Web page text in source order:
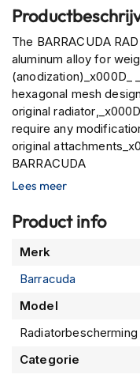
e
P
i
l
o
t
e
n
h
e
e
P
i
n
o
k
The BARRACUDA
aluminum alloy for
(anodization)_x000D_
hexagonal mesh
original
require any
original
BARRACUDA
Lees meer
Product info
Meer
Merk
Barracuda
Model
Radiatorbescherming
Categorie